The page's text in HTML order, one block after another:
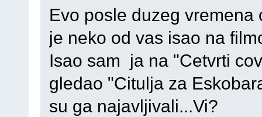
Evo posle duzeg
je neko od vas isao na
Isao sam ja na "Cetvrti
gledao "Citulja za
su ga najavljivali...Vi?